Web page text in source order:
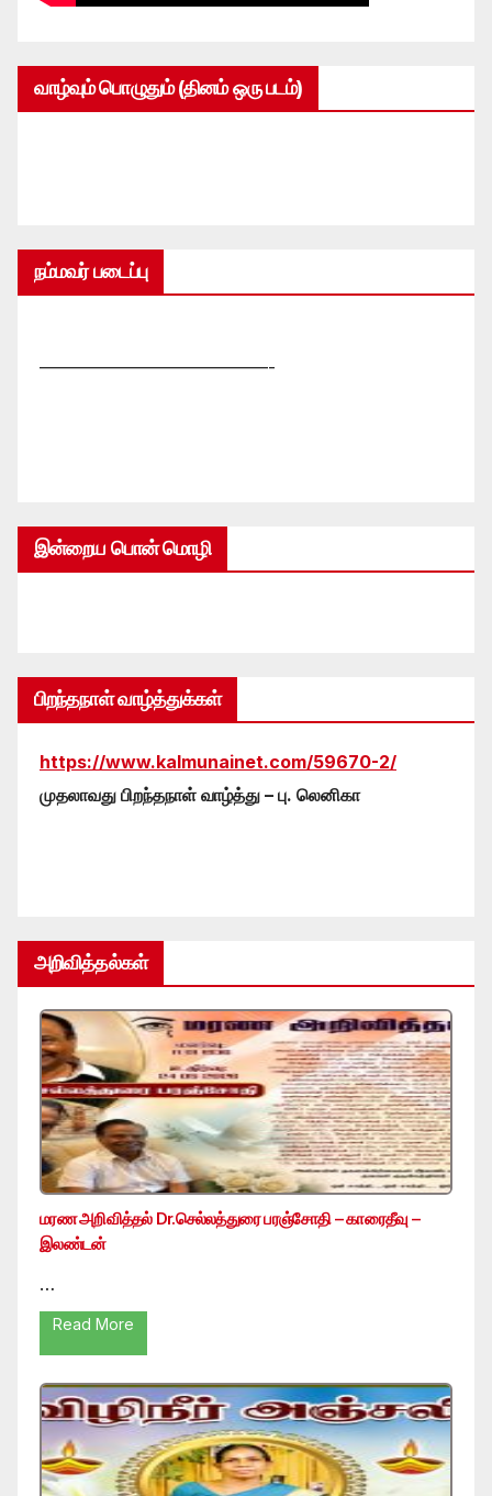
வாழ்வும் பொழுதும் (தினம் ஒரு படம்)
நம்மவர் படைப்பு
—————————————-
இன்றைய பொன் மொழி
பிறந்தநாள் வாழ்த்துக்கள்
https://www.kalmunainet.com/59670-2/
முதலாவது பிறந்தநாள் வாழ்த்து – பு. லெனிகா
அறிவித்தல்கள்
மரண அறிவித்தல் Dr.செல்லத்துரை பரஞ்சோதி – காரைதீவு –
இலண்டன்
…
Read More